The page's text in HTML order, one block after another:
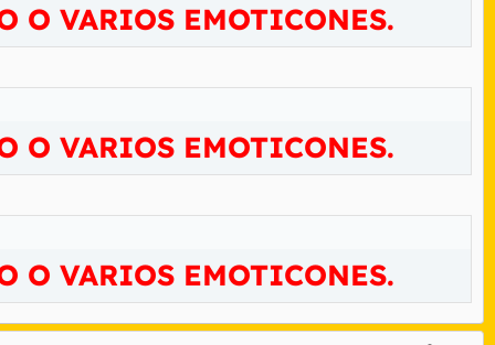
O VARIOS EMOTICONES.
O VARIOS EMOTICONES.
O VARIOS EMOTICONES.